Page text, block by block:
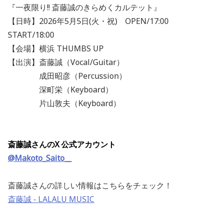
『一夜限り!! 斎藤誠のきらめくカルテット』
【日時】2026年5月5日(火・祝) OPEN/17:00
START/18:00
【会場】横浜 THUMBS UP
【出演】斎藤誠（Vocal/Guitar）
成田昭彦（Percussion）
深町栄（Keyboard）
片山敦夫（Keyboard）
斎藤誠さんのX 公式アカウント
@Makoto_Saito__
斎藤誠さんの詳しい情報はこちらをチェック！
斎藤誠 - LALALU MUSIC